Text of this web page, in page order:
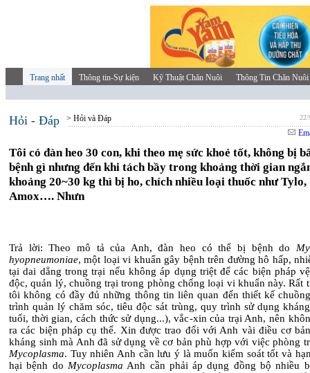
Trang nhất Thông tin-Sự kiện Kỹ Thuật Chăn Nuôi Thông Tin Chăn Nuôi
Hỏi - Đáp > Hỏi và Đáp 22/
Tôi có đàn heo 30 con, khi theo mẹ sức khoẻ tốt, không bị
bệnh gì nhưng đến khi tách bầy trong khoảng thời gian
khoảng 20~30 kg thì bị ho, chích nhiều loại thuốc như Tylo,
Amox…. Nhưn
Trả lời: Theo mô tả của Anh, đàn heo có thể bị bệnh do
hyopneumoniae, một loại vi khuẩn gây bệnh trên đường hô hấp,
tại dai dẳng trong trại nếu không áp dụng triệt để các biện pháp
độc, quản lý, chuồng trại trong phòng chống loại vi khuẩn này. Rất
tôi không có đầy đủ những thông tin liên quan đến thiết kế
trình quản lý chăm sóc, tiêu độc sát trùng, quy trình sử dụng
tuổi, thời gian, cách thức sử dụng...), vắc-xin của trại Anh, nên
ra các biện pháp cụ thể. Xin được trao đổi với Anh vài điều cơ
kháng sinh mà Anh đã sử dụng về cơ bản phù hợp với việc phòng
Mycoplasma. Tuy nhiên Anh cần lưu ý là muốn kiểm soát tốt và
hại bệnh do Mycoplasma Anh cần phải áp dụng đồng bộ nhiều